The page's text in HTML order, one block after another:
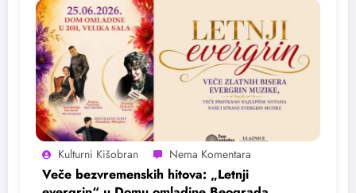
Kulturni Kišobran
Veče bezvremenskih hitova: „Letnji